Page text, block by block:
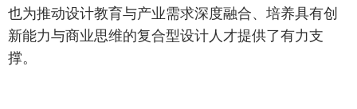
也为推动设计教育与产业需求深度融合、培养具有创
新能力与商业思维的复合型设计人才提供了有力支
撑。